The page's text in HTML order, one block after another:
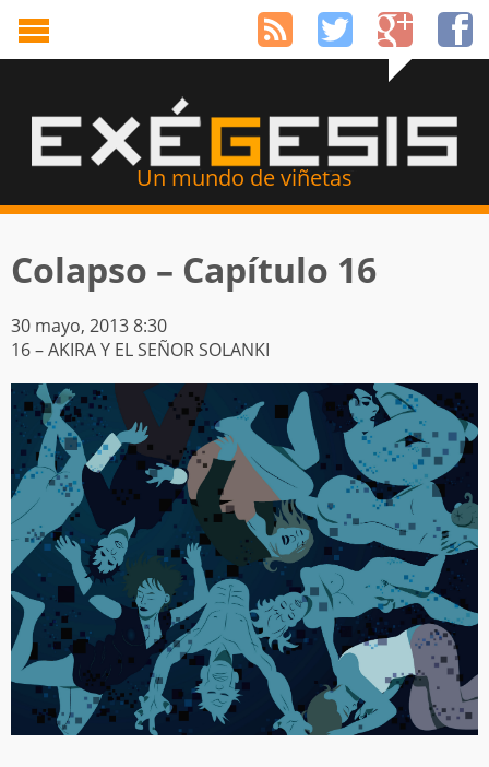
Un mundo de viñetas
Colapso – Capítulo 16
30 mayo, 2013 8:30
16 – AKIRA Y EL SEÑOR SOLANKI